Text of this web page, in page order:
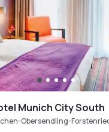
Munich City South
Obersendling-